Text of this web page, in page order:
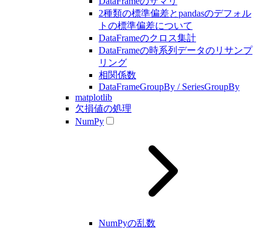
2種類の標準偏差とpandasのデフォル
トの標準偏差について
DataFrameのクロス集計
DataFrameの時系列データのリサンプ
リング
相関係数
DataFrameGroupBy / SeriesGroupBy
matplotlib
欠損値の処理
NumPy
NumPyの乱数